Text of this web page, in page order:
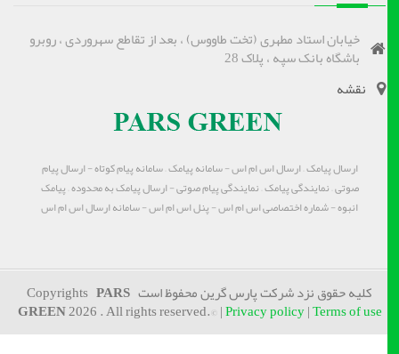
خیابان استاد مطهری (تخت طاووس) ، بعد از تقاطع سهروردی ، روبرو
باشگاه بانک سپه ، پلاک 28
نقشه
ارسال پیامک – ارسال اس ام اس - سامانه پیامک – سامانه پیام کوتاه - ارسال پیام
صوتی – نمایندگی پیامک – نمایندگی پیام صوتی - ارسال پیامک به محدوده – پیامک
انبوه - شماره اختصاصی اس ام اس - پنل اس ام اس - سامانه ارسال اس ام اس
کلیه حقوق نزد شرکت پارس گرین محفوظ است CopyrightsPARS
GREEN2026 . All rights reserved.© |Privacy policy|Terms of use